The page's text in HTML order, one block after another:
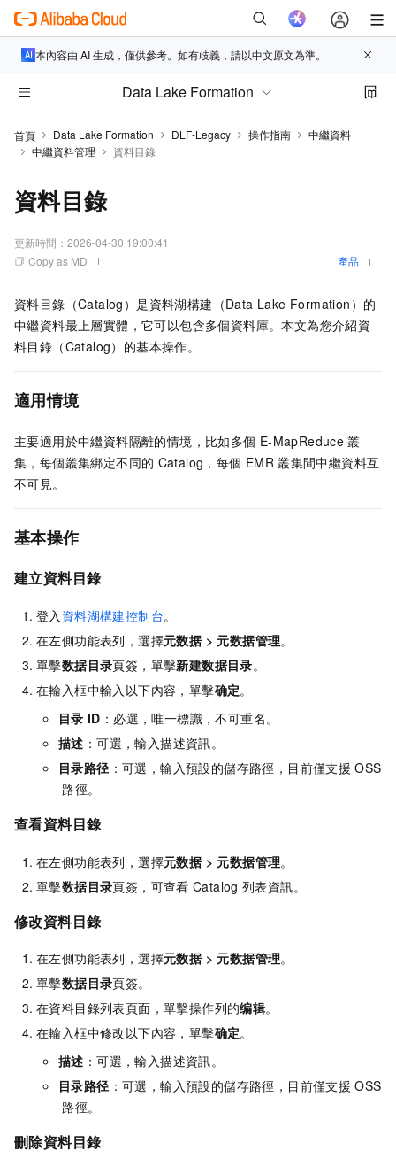
本內容由 AI 生成，僅供參考。如有歧義，請以中文原文為準。
Data Lake Formation
首頁 Data Lake Formation DLF-Legacy 操作指南
中繼資料
中繼資料管理
資料目錄
資料目錄
更新時間： 2026-04-30 19:00:41
Copy as MD
產品
資料目錄（Catalog）是資料湖構建（Data Lake Formation）的
中繼資料最上層實體，它可以包含多個資料庫。本文為您介紹資
料目錄（Catalog）的基本操作。
適用情境
主要適用於中繼資料隔離的情境，比如多個 E-MapReduce 叢
集，每個叢集綁定不同的 Catalog，每個 EMR 叢集間中繼資料互
不可見。
基本操作
建立資料目錄
登入 資料湖構建控制台。
在左側功能表列，選擇元数据> 元数据管理。
單擊数据目录頁簽，單擊新建数据目录。
在輸入框中輸入以下內容，單擊确定。
目录 ID ：必選，唯一標識，不可重名。
描述 ：可選，輸入描述資訊。
目录路径 ：可選，輸入預設的儲存路徑，目前僅支援 OSS
路徑。
查看資料目錄
在左側功能表列，選擇元数据> 元数据管理。
單擊数据目录頁簽，可查看 Catalog 列表資訊。
修改資料目錄
在左側功能表列，選擇元数据> 元数据管理。
單擊数据目录頁簽。
在資料目錄列表頁面，單擊操作列的编辑。
在輸入框中修改以下內容，單擊确定。
描述 ：可選，輸入描述資訊。
目录路径 ：可選，輸入預設的儲存路徑，目前僅支援 OSS
路徑。
刪除資料目錄